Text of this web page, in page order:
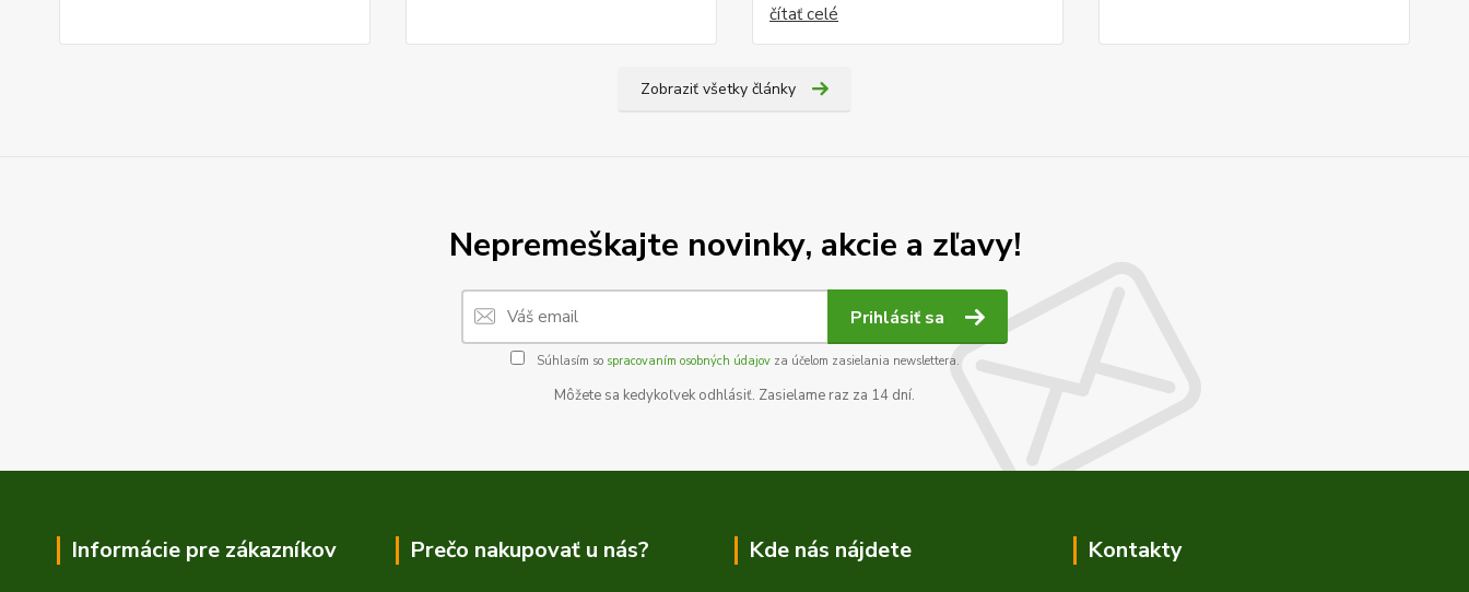
čítať celé
Zobraziť všetky články
Nepremeškajte novinky, akcie a zľavy!
Prihlásiť sa
Súhlasím so spracovaním osobných údajovza účelom zasielania newslettera.
Môžete sa kedykoľvek odhlásiť. Zasielame raz za 14 dní.
Informácie pre zákazníkov Prečo nakupovať u nás? Kde nás nájdete Kontakty